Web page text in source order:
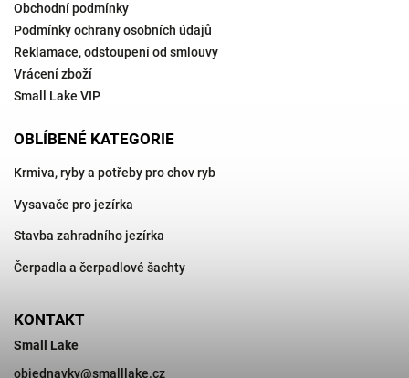
Obchodní podmínky
Podmínky ochrany osobních údajů
Reklamace, odstoupení od smlouvy
Vrácení zboží
Small Lake VIP
OBLÍBENÉ KATEGORIE
Krmiva, ryby a potřeby pro chov ryb
Vysavače pro jezírka
Stavba zahradního jezírka
Čerpadla a čerpadlové šachty
KONTAKT
Small Lake
objednavky@smalllake.cz